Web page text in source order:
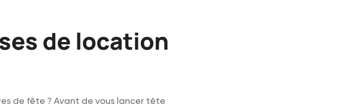
de location
de fête ? Avant de vous lancer tête